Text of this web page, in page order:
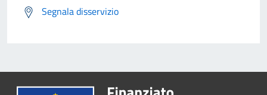
Segnala disservizio